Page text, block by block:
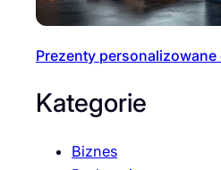
Prezenty personalizowane
Kategorie
Biznes